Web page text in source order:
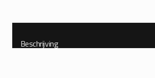
Beschrijving